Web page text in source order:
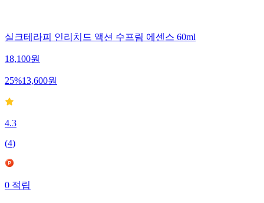
실크테라피 인리치드 액션 수프림 에센스 60ml
18,100원
25%13,600원
4.3
(4)
0적립